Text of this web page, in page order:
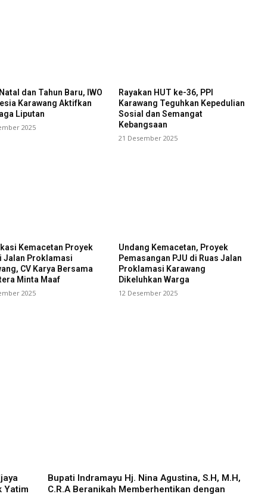
dan Tahun Baru, IWO
Karawang Aktifkan
Liputan
2025
Rayakan HUT ke-36, PPI
Karawang Teguhkan Kepedulian
Sosial dan Semangat
Kebangsaan
21 Desember 2025
Kemacetan Proyek
Jalan Proklamasi
CV Karya Bersama
Minta Maaf
2025
Undang Kemacetan, Proyek
Pemasangan PJU di Ruas Jalan
Proklamasi Karawang
Dikeluhkan Warga
12 Desember 2025
Yatim
Bupati Indramayu Hj. Nina Agustina, S.H, M.H,
C.R.A Beranikah Memberhentikan dengan